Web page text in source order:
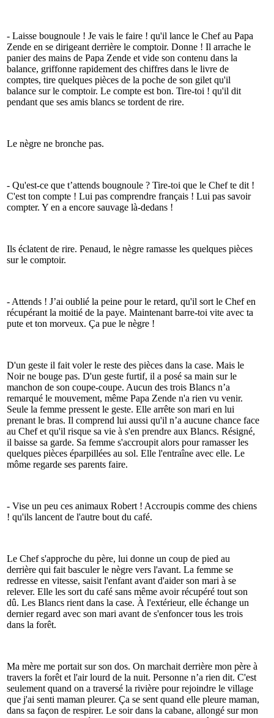
- Laisse bougnoule ! Je vais le faire ! qu'il lance le Chef au Papa
Zende en se dirigeant derrière le comptoir. Donne ! Il arrache le
panier des mains de Papa Zende et vide son contenu dans la
balance, griffonne rapidement des chiffres dans le livre de
comptes, tire quelques pièces de la poche de son gilet qu'il
balance sur le comptoir. Le compte est bon. Tire-toi ! qu'il dit
pendant que ses amis blancs se tordent de rire.
Le nègre ne bronche pas.
- Qu'est-ce que t’attends bougnoule ? Tire-toi que le Chef te dit !
C'est ton compte ! Lui pas comprendre français ! Lui pas savoir
compter. Y en a encore sauvage là-dedans !
Ils éclatent de rire. Penaud, le nègre ramasse les quelques pièces
sur le comptoir.
- Attends ! J’ai oublié la peine pour le retard, qu'il sort le Chef en
récupérant la moitié de la paye. Maintenant barre-toi vite avec ta
pute et ton morveux. Ça pue le nègre !
D'un geste il fait voler le reste des pièces dans la case. Mais le
Noir ne bouge pas. D'un geste furtif, il a posé sa main sur le
manchon de son coupe-coupe. Aucun des trois Blancs n’a
remarqué le mouvement, même Papa Zende n'a rien vu venir.
Seule la femme pressent le geste. Elle arrête son mari en lui
prenant le bras. Il comprend lui aussi qu'il n’a aucune chance face
au Chef et qu'il risque sa vie à s'en prendre aux Blancs. Résigné,
il baisse sa garde. Sa femme s'accroupit alors pour ramasser les
quelques pièces éparpillées au sol. Elle l'entraîne avec elle. Le
môme regarde ses parents faire.
- Vise un peu ces animaux Robert ! Accroupis comme des chiens
! qu'ils lancent de l'autre bout du café.
Le Chef s'approche du père, lui donne un coup de pied au
derrière qui fait basculer le nègre vers l'avant. La femme se
redresse en vitesse, saisit l'enfant avant d'aider son mari à se
relever. Elle les sort du café sans même avoir récupéré tout son
dû. Les Blancs rient dans la case. À l'extérieur, elle échange un
dernier regard avec son mari avant de s'enfoncer tous les trois
dans la forêt.
Ma mère me portait sur son dos. On marchait derrière mon père à
travers la forêt et l'air lourd de la nuit. Personne n’a rien dit. C'est
seulement quand on a traversé la rivière pour rejoindre le village
que j'ai senti maman pleurer. Ça se sent quand elle pleure maman,
dans sa façon de respirer. Le soir dans la cabane, allongé sur mon